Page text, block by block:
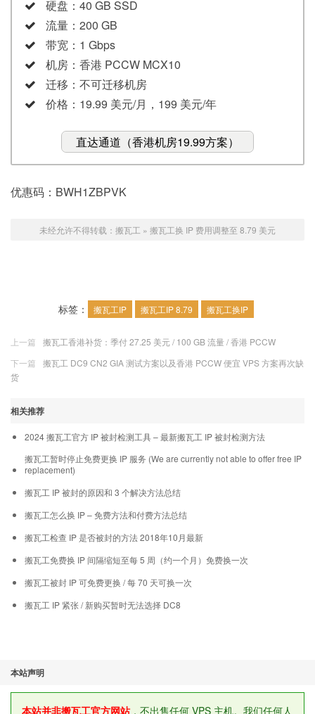
硬盘：40 GB SSD
流量：200 GB
带宽：1 Gbps
机房：香港 PCCW MCX10
迁移：不可迁移机房
价格：19.99 美元/月，199 美元/年
直达通道（香港机房19.99方案）
优惠码：BWH1ZBPVK
未经允许不得转载： 搬瓦工 » 搬瓦工换 IP 费用调整至 8.79 美元
标签： 搬瓦工IP 搬瓦工IP 8.79 搬瓦工换IP
上一篇
搬瓦工香港补货：季付 27.25 美元 / 100 GB 流量 / 香港 PCCW
下一篇
搬瓦工 DC9 CN2 GIA 测试方案以及香港 PCCW 便宜 VPS 方案再次缺
货
相关推荐
2024 搬瓦工官方 IP 被封检测工具 – 最新搬瓦工 IP 被封检测方法
搬瓦工暂时停止免费更换 IP 服务 (We are currently not able to offer free IP
replacement)
搬瓦工 IP 被封的原因和 3 个解决方法总结
搬瓦工怎么换 IP – 免费方法和付费方法总结
搬瓦工检查 IP 是否被封的方法 2018年10月最新
搬瓦工免费换 IP 间隔缩短至每 5 周（约一个月）免费换一次
搬瓦工被封 IP 可免费更换 / 每 70 天可换一次
搬瓦工 IP 紧张 / 新购买暂时无法选择 DC8
本站声明
本站并非搬瓦工官方网站，不出售任何 VPS 主机。我们任何人